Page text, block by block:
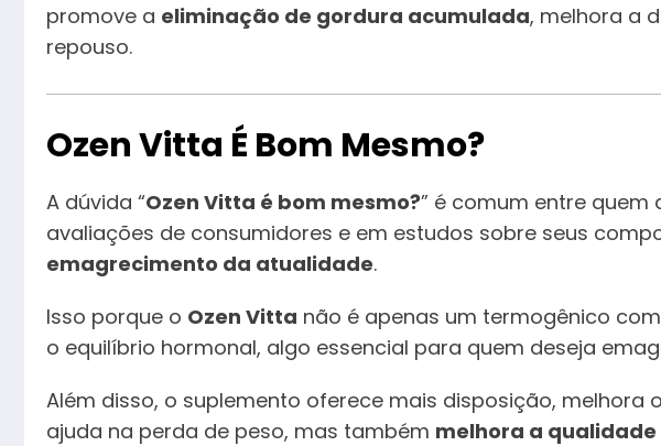
promove a eliminação de gordura acumulada, melhora a
repouso.
Ozen Vitta É Bom Mesmo?
A dúvida “Ozen Vitta é bom mesmo?” é comum entre quem
avaliações de consumidores e em estudos sobre seus
emagrecimento da atualidade.
Isso porque o Ozen Vitta não é apenas um termogênico
o equilíbrio hormonal, algo essencial para quem deseja
Além disso, o suplemento oferece mais disposição,
ajuda na perda de peso, mas também melhora a